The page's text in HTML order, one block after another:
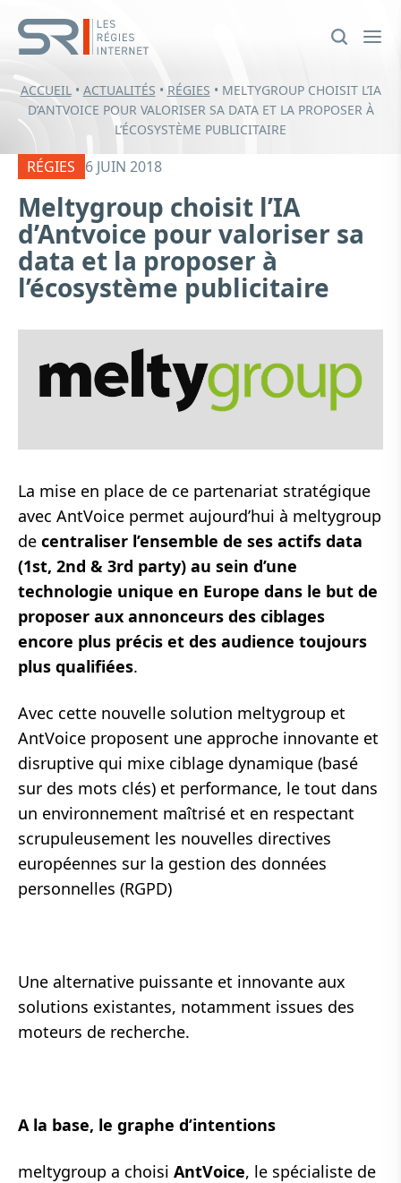
ACCUEIL• ACTUALITÉS • RÉGIES • MELTYGROUP CHOISIT L’IA
D’ANTVOICE POUR VALORISER SA DATA ET LA PROPOSER À
L’ÉCOSYSTÈME PUBLICITAIRE
RÉGIES 6 JUIN 2018
Meltygroup choisit l’IA
d’Antvoice pour valoriser sa
data et la proposer à
l’écosystème publicitaire
La mise en place de ce partenariat stratégique
avec AntVoice permet aujourd’hui à meltygroup
de centraliser l’ensemble de ses actifs data
(1st, 2nd & 3rd party) au sein d’une
technologie unique en Europe dans le but de
proposer aux annonceurs des ciblages
encore plus précis et des audience toujours
plus qualifiées.
Avec cette nouvelle solution meltygroup et
AntVoice proposent une approche innovante et
disruptive qui mixe ciblage dynamique (basé
sur des mots clés) et performance, le tout dans
un environnement maîtrisé et en respectant
scrupuleusement les nouvelles directives
européennes sur la gestion des données
personnelles (RGPD)
Une alternative puissante et innovante aux
solutions existantes, notamment issues des
moteurs de recherche.
A la base, le graphe d’intentions
meltygroup a choisi AntVoice, le spécialiste de